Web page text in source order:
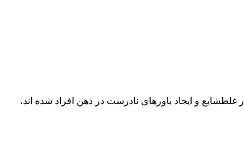
و ایجاد باورهای نادرست در ذهن افراد شده اند،